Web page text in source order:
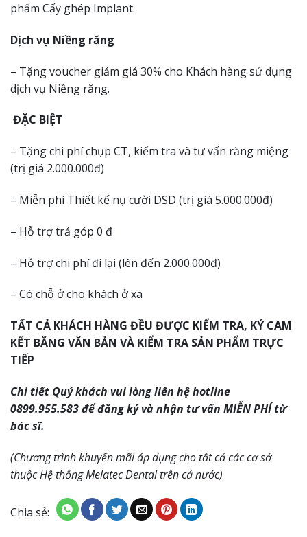
phẩm Cấy ghép Implant.
Dịch vụ Niềng răng
– Tặng voucher giảm giá 30% cho Khách hàng sử dụng
dịch vụ Niềng răng.
ĐẶC BIỆT
– Tặng chi phí chụp CT, kiểm tra và tư vấn răng miệng
(trị giá 2.000.000đ)
– Miễn phí Thiết kế nụ cười DSD (trị giá 5.000.000đ)
– Hỗ trợ trả góp 0 đ
– Hỗ trợ chi phí đi lại (lên đến 2.000.000đ)
– Có chỗ ở cho khách ở xa
TẤT CẢ KHÁCH HÀNG ĐỀU ĐƯỢC KIỂM TRA, KÝ CAM
KẾT BẰNG VĂN BẢN VÀ KIỂM TRA SẢN PHẨM TRỰC
TIẾP
Chi tiết Quý khách vui lòng liên hệ hotline
0899.955.583 để đăng ký và nhận tư vấn MIỄN PHÍ từ
bác sĩ.
(Chương trình khuyến mãi áp dụng cho tất cả các cơ sở
thuộc Hệ thống Melatec Dental trên cả nước)